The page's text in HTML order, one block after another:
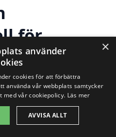
för
i andra
Skultorp
funktionell
×
använder
cookies för att förbättra
använda vår webbplats samtycker
med vår cookiepolicy. Läs mer
AVVISA ALLT